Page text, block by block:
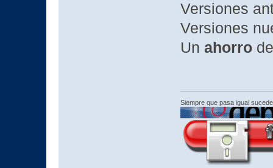
Versiones
Versiones
Un ahorro
Siempre que pasa igual